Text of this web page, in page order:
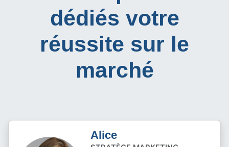
dédiés votre
réussite sur le
marché
Alice